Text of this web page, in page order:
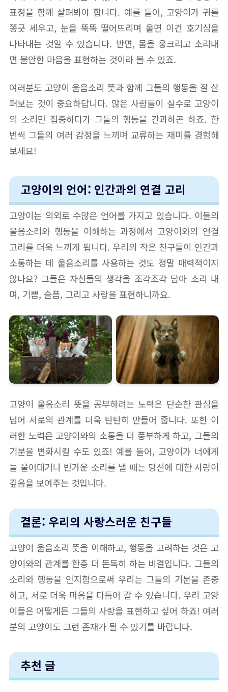
표정을 함께 살펴봐야 합니다. 예를 들어, 고양이가 귀를
쫑긋 세우고, 눈을 뚝뚝 떨어뜨리며 울면 이건 호기심을
나타내는 것일 수 있습니다. 반면, 몸을 웅크리고 소리내
면 불안한 마음을 표현하는 것이라 볼 수 있죠.
여러분도 고양이 울음소리 뜻과 함께 그들의 행동을 잘 살
펴보는 것이 중요하답니다. 많은 사람들이 실수로 고양이
의 소리만 집중하다가 그들의 행동을 간과하곤 하죠. 한
번씩 그들의 여러 감정을 느끼며 교류하는 재미를 경험해
보세요!
고양이의 언어: 인간과의 연결 고리
고양이는 의외로 수많은 언어를 가지고 있습니다. 이들의
울음소리와 행동을 이해하는 과정에서 고양이와의 연결
고리를 더욱 느끼게 됩니다. 우리의 작은 친구들이 인간과
소통하는 데 울음소리를 사용하는 것도 정말 매력적이지
않나요? 그들은 자신들의 생각을 조각조각 담아 소리 내
며, 기쁨, 슬픔, 그리고 사랑을 표현하니까요.
고양이 울음소리 뜻을 공부하려는 노력은 단순한 관심을
넘어 서로의 관계를 더욱 탄탄히 만들어 줍니다. 또한 이
러한 노력은 고양이와의 소통을 더 풍부하게 하고, 그들의
기분을 변화시킬 수도 있죠! 예를 들어, 고양이가 너에게
늘 울어대거나 반가운 소리를 낼 때는 당신에 대한 사랑이
깊음을 보여주는 것입니다.
결론: 우리의 사랑스러운 친구들
고양이 울음소리 뜻을 이해하고, 행동을 고려하는 것은 고
양이와의 관계를 한층 더 돈독히 하는 비결입니다. 그들의
소리와 행동을 인지함으로써 우리는 그들의 기분을 존중
하고, 서로 더욱 마음을 다듬어 갈 수 있습니다. 우리 고양
이들은 어떻게든 그들의 사랑을 표현하고 싶어 하죠! 여러
분의 고양이도 그런 존재가 될 수 있기를 바랍니다.
추천 글